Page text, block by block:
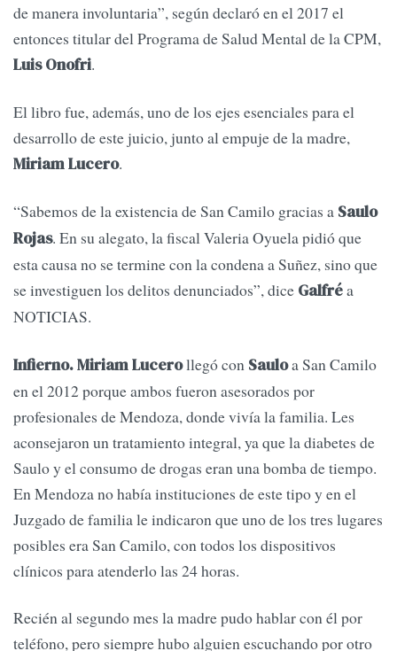
de manera involuntaria”, según declaró en el 2017 el
entonces titular del Programa de Salud Mental de la CPM,
Luis Onofri.
El libro fue, además, uno de los ejes esenciales para el
desarrollo de este juicio, junto al empuje de la madre,
Miriam Lucero.
“Sabemos de la existencia de San Camilo gracias a Saulo
Rojas. En su alegato, la fiscal Valeria Oyuela pidió que
esta causa no se termine con la condena a Suñez, sino que
se investiguen los delitos denunciados”, dice Galfréa
NOTICIAS.
Infierno. Miriam Lucerollegó con Sauloa San Camilo
en el 2012 porque ambos fueron asesorados por
profesionales de Mendoza, donde vivía la familia. Les
aconsejaron un tratamiento integral, ya que la diabetes de
Saulo y el consumo de drogas eran una bomba de tiempo.
En Mendoza no había instituciones de este tipo y en el
Juzgado de familia le indicaron que uno de los tres lugares
posibles era San Camilo, con todos los dispositivos
clínicos para atenderlo las 24 horas.
Recién al segundo mes la madre pudo hablar con él por
teléfono, pero siempre hubo alguien escuchando por otro